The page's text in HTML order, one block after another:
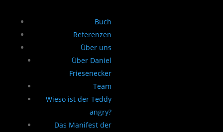
Buch
Referenzen
Über uns
Über Daniel
Friesenecker
Team
Wieso ist der Teddy
angry?
Das Manifest der